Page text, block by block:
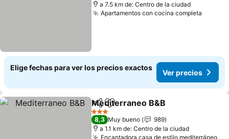
a 7.5 km de: Centro de la ciudad
Apartamentos con cocina completa
Elige fechas para ver los precios exactos
Ver precios
CompartirAgregar a favoritos
Mediterraneo B&B
3 Estrellas
8,3 Muy bueno
989
a 1.1 km de: Centro de la ciudad
Encantadora casa de estilo mediterráneo